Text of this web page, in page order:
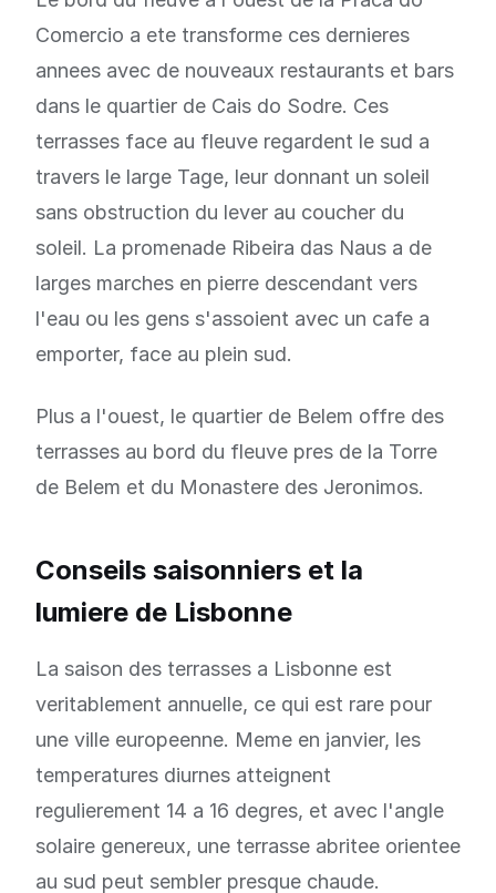
Comercio a ete transforme ces dernieres
annees avec de nouveaux restaurants et bars
dans le quartier de Cais do Sodre. Ces
terrasses face au fleuve regardent le sud a
travers le large Tage, leur donnant un soleil
sans obstruction du lever au coucher du
soleil. La promenade Ribeira das Naus a de
larges marches en pierre descendant vers
l'eau ou les gens s'assoient avec un cafe a
emporter, face au plein sud.
Plus a l'ouest, le quartier de Belem offre des
terrasses au bord du fleuve pres de la Torre
de Belem et du Monastere des Jeronimos.
Conseils saisonniers et la
lumiere de Lisbonne
La saison des terrasses a Lisbonne est
veritablement annuelle, ce qui est rare pour
une ville europeenne. Meme en janvier, les
temperatures diurnes atteignent
regulierement 14 a 16 degres, et avec l'angle
solaire genereux, une terrasse abritee orientee
au sud peut sembler presque chaude.